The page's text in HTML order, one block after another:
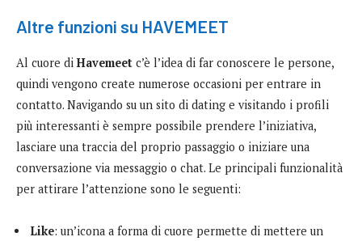
Altre funzioni su HAVEMEET
Al cuore diHavemeet c’è l’idea di far conoscere le persone,
quindi vengono create numerose occasioni per entrare in
contatto. Navigando su un sito di dating e visitando i profili
più interessanti è sempre possibile prendere l’iniziativa,
lasciare una traccia del proprio passaggio o iniziare una
conversazione via messaggio o chat. Le principali funzionalità
per attirare l’attenzione sono le seguenti:
Like: un’icona a forma di cuore permette di mettere un